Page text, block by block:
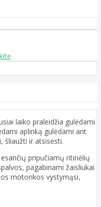
laiko praleidžia gulėdami
aplinką gulėdami ant
šliaužti ir atsisėsti.
pripučiamų ritinėlių
pagabinami žaisliukai
motorikos vystymąsi,